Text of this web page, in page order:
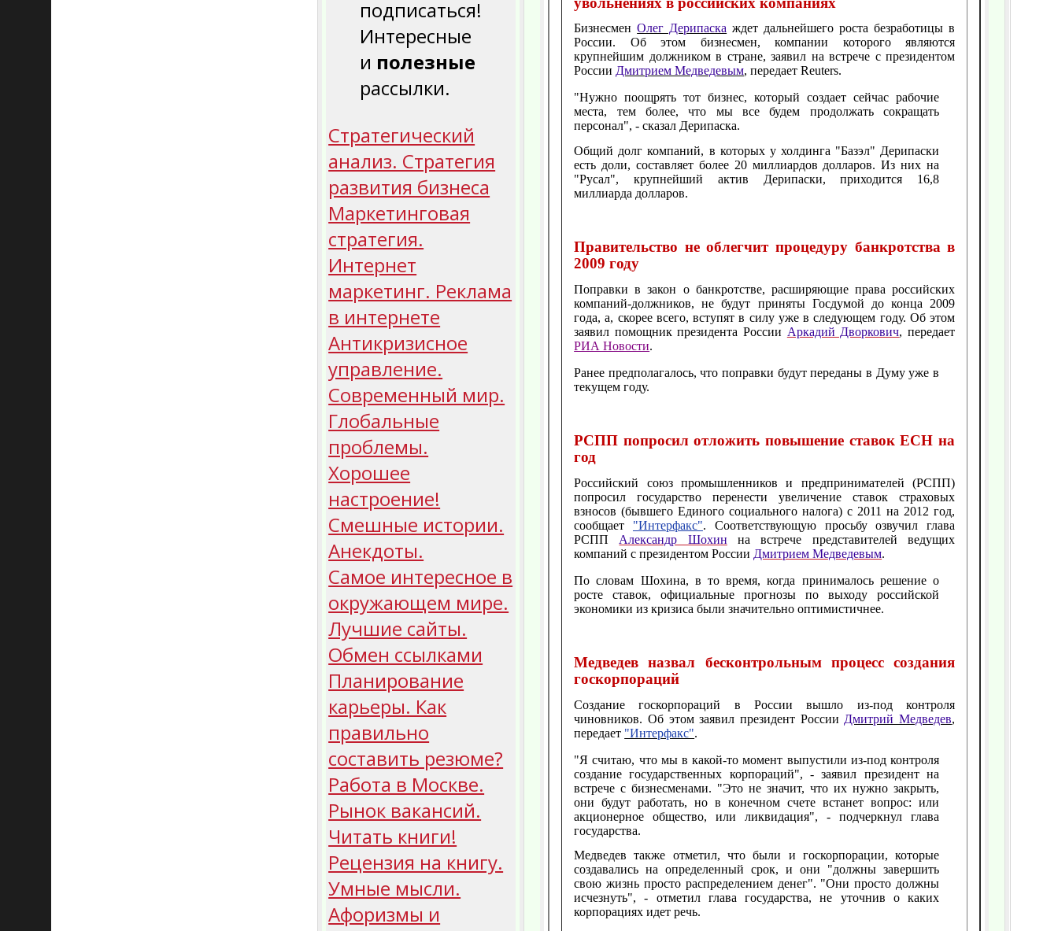
подписаться!
Интересные
и полезные
рассылки.
Стратегический
анализ. Стратегия
развития бизнеса
Маркетинговая
стратегия.
Интернет
маркетинг. Реклама
в интернете
Антикризисное
управление.
Современный мир.
Глобальные
проблемы.
Хорошее
настроение!
Смешные истории.
Анекдоты.
Самое интересное в
окружающем мире.
Лучшие сайты.
Обмен ссылками
Планирование
карьеры. Как
правильно
составить резюме?
Работа в Москве.
Рынок вакансий.
Читать книги!
Рецензия на книгу.
Умные мысли.
Афоризмы и
БизнесменОлег Дерипаска ждет дальнейшего роста безработицы в
России. Об этом бизнесмен, компании которого являются
крупнейшим должником в стране, заявил на встрече с президентом
России Дмитрием Медведевым, передает Reuters.
"Нужно поощрять тот бизнес, который создает сейчас рабочие
места, тем более, что мы все будем продолжать сокращать
персонал", - сказал Дерипаска.
Общий долг компаний, в которых у холдинга "Базэл" Дерипаски
есть доли, составляет более 20 миллиардов долларов. Из них на
"Русал", крупнейший актив Дерипаски, приходится 16,8
миллиарда долларов.
Правительство не облегчит процедуру банкротства в
2009 году
Поправки в закон о банкротстве, расширяющие права российских
компаний-должников, не будут приняты Госдумой до конца 2009
года, а, скорее всего, вступят в силу уже в следующем году. Об этом
заявил помощник президента России Аркадий Дворкович, передает
РИА Новости.
Ранее предполагалось, что поправки будут переданы в Думу уже в
текущем году.
РСПП попросил отложить повышение ставок ЕСН на
год
Российский союз промышленников и предпринимателей (РСПП)
попросил государство перенести увеличение ставок страховых
взносов (бывшего Единого социального налога) с 2011 на 2012 год,
сообщает "Интерфакс". Соответствующую просьбу озвучил глава
РСПП Александр Шохин на встрече представителей ведущих
компаний с президентом России Дмитрием Медведевым.
По словам Шохина, в то время, когда принималось решение о
росте ставок, официальные прогнозы по выходу российской
экономики из кризиса были значительно оптимистичнее.
Медведев назвал бесконтрольным процесс создания
госкорпораций
Создание госкорпораций в России вышло из-под контроля
чиновников. Об этом заявил президент России Дмитрий Медведев,
передает "Интерфакс".
"Я считаю, что мы в какой-то момент выпустили из-под контроля
создание государственных корпораций", - заявил президент на
встрече с бизнесменами. "Это не значит, что их нужно закрыть,
они будут работать, но в конечном счете встанет вопрос: или
акционерное общество, или ликвидация", - подчеркнул глава
государства.
Медведев также отметил, что были и госкорпорации, которые
создавались на определенный срок, и они "должны завершить
свою жизнь просто распределением денег". "Они просто должны
исчезнуть", - отметил глава государства, не уточнив о каких
корпорациях идет речь.